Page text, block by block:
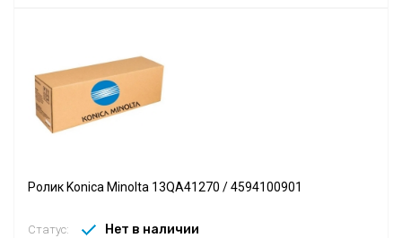
Ролик Konica Minolta 13QA41270 / 4594100901
Статус: Нет в наличии